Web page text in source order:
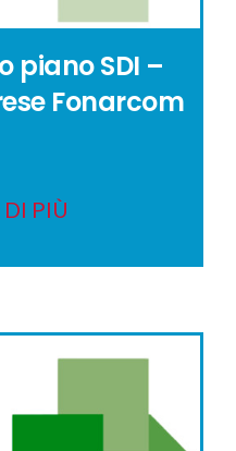
piano SDI –
Fonarcom
DI PIÙ